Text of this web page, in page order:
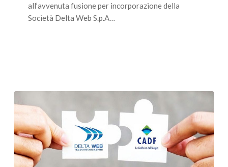
sottoservizi
all’avvenuta fusione per incorporazione della
Società Delta Web S.p.A…